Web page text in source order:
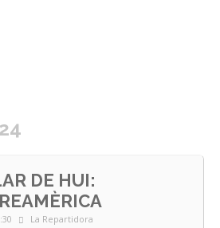
DE HUI:
La Repartidora